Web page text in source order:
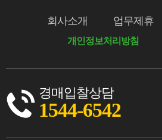
회사소개 업무제휴
개인정보처리방침
경매입찰상담
1544-6542